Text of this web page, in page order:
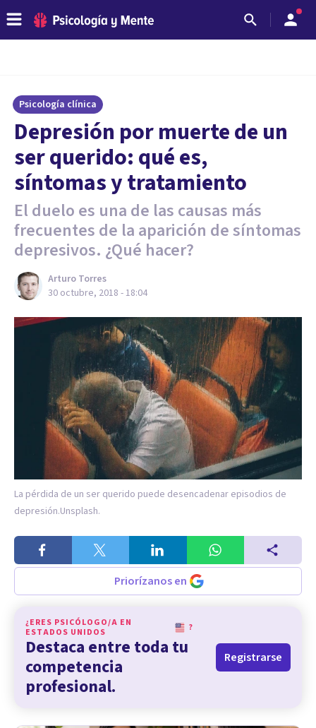
Psicología clínica
Depresión por muerte de un
ser querido: qué es,
síntomas y tratamiento
El duelo es una de las causas más
frecuentes de la aparición de síntomas
depresivos. ¿Qué hacer?
Arturo Torres
30 octubre, 2018 - 18:04
La pérdida de un ser querido puede desencadenar episodios de
depresión.Unsplash.
Priorízanos en
¿ERES PSICÓLOGO/A EN
ESTADOS UNIDOS
?
Destaca entre toda tu
competencia
profesional.
Registrarse